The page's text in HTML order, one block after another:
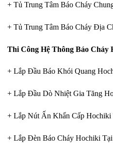
+ Tủ Trung Tâm Báo Cháy
+ Tủ Trung Tâm Báo Cháy Địa
Thi Công Hệ Thông Báo Cháy
+ Lắp Đầu Báo Khói Quang
+ Lắp Đầu Dò Nhiệt Gia Tăng
+ Lắp Nút Ấn Khẩn Cấp
+ Lắp Đèn Báo Cháy Hochiki